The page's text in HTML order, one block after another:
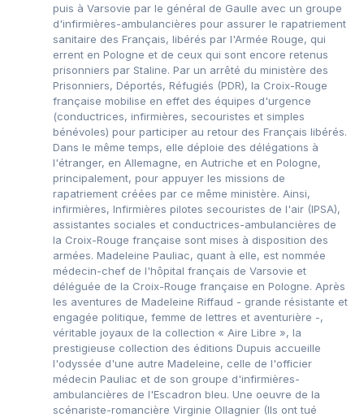
puis à Varsovie par le général de Gaulle avec un groupe
d'infirmières-ambulancières pour assurer le rapatriement
sanitaire des Français, libérés par l'Armée Rouge, qui
errent en Pologne et de ceux qui sont encore retenus
prisonniers par Staline. Par un arrêté du ministère des
Prisonniers, Déportés, Réfugiés (PDR), la Croix-Rouge
française mobilise en effet des équipes d'urgence
(conductrices, infirmières, secouristes et simples
bénévoles) pour participer au retour des Français libérés.
Dans le même temps, elle déploie des délégations à
l'étranger, en Allemagne, en Autriche et en Pologne,
principalement, pour appuyer les missions de
rapatriement créées par ce même ministère. Ainsi,
infirmières, Infirmières pilotes secouristes de l'air (IPSA),
assistantes sociales et conductrices-ambulancières de
la Croix-Rouge française sont mises à disposition des
armées. Madeleine Pauliac, quant à elle, est nommée
médecin-chef de l'hôpital français de Varsovie et
déléguée de la Croix-Rouge française en Pologne. Après
les aventures de Madeleine Riffaud - grande résistante et
engagée politique, femme de lettres et aventurière -,
véritable joyaux de la collection « Aire Libre », la
prestigieuse collection des éditions Dupuis accueille
l'odyssée d'une autre Madeleine, celle de l'officier
médecin Pauliac et de son groupe d'infirmières-
ambulancières de l'Escadron bleu. Une oeuvre de la
scénariste-romancière Virginie Ollagnier (Ils ont tué